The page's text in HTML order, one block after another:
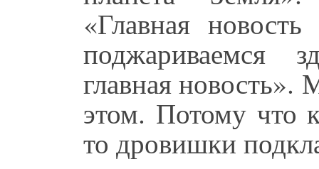
«Главная
поджариваемся
главная новость».
этом. Потому что
то дровишки